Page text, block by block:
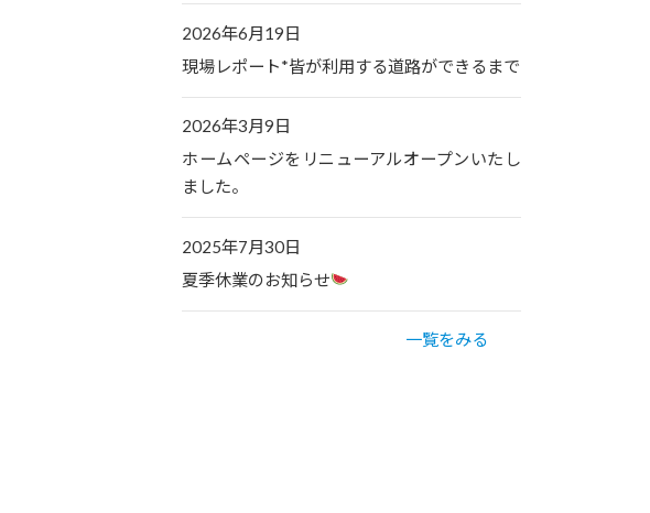
2026年6月19日
現場レポート*皆が利用する道路ができるまで
2026年3月9日
ホームページをリニューアルオープンいたし
ました。
2025年7月30日
夏季休業のお知らせ
一覧をみる